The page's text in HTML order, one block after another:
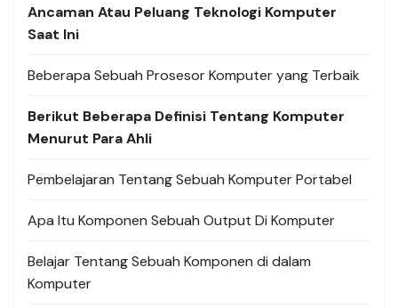
Ancaman Atau Peluang Teknologi Komputer
Saat Ini
Beberapa Sebuah Prosesor Komputer yang Terbaik
Berikut Beberapa Definisi Tentang Komputer
Menurut Para Ahli
Pembelajaran Tentang Sebuah Komputer Portabel
Apa Itu Komponen Sebuah Output Di Komputer
Belajar Tentang Sebuah Komponen di dalam
Komputer